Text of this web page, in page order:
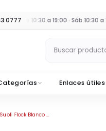
0777
a vie 10:30 a 19:00 · Sáb 10:30 a
Buscar
Enlaces útiles
Flock Blanco ...